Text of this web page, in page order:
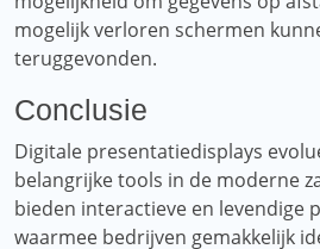
mogelijk verloren schermen
teruggevonden.
Conclusie
Digitale presentatiedisplays
belangrijke tools in de moderne
bieden interactieve en levendige
waarmee bedrijven gemakkelijk